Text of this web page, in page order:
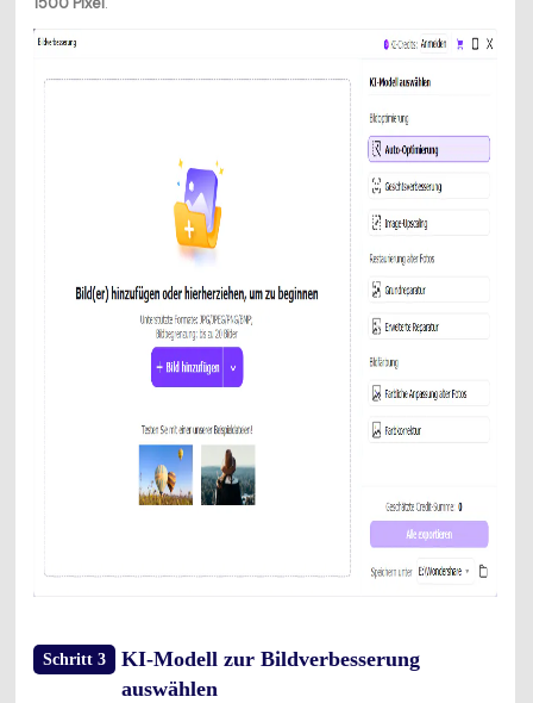
Schritt 3
KI-Modell zur Bildverbesserung
auswählen